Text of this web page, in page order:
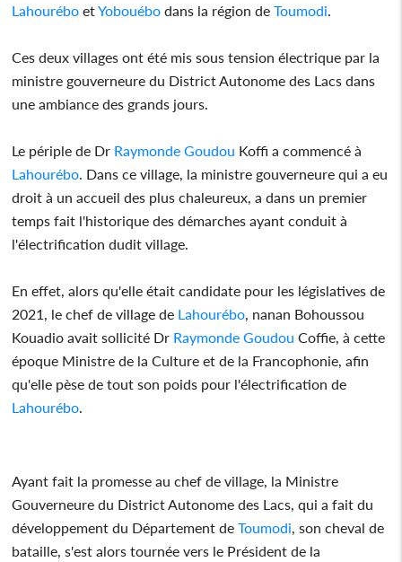
Lahourébo etYobouébo dans la région de Toumodi
Ces deux villages ont été mis sous tension électrique par la
ministre gouverneure du District Autonome des Lacs dans
une ambiance des grands jours.
Le périple de Dr Raymonde Goudou Koffi a commencé à
Lahourébo . Dans ce village, la ministre gouverneure qui a eu
droit à un accueil des plus chaleureux, a dans un premier
temps fait l'historique des démarches ayant conduit à
l'électrification dudit village.
En effet, alors qu'elle était candidate pour les législatives de
2021, le chef de village de Lahourébo , nanan Bohoussou
Kouadio avait sollicité Dr Raymonde Goudou Coffie, à cette
époque Ministre de la Culture et de la Francophonie, afin
qu'elle pèse de tout son poids pour l'électrification de
Lahourébo
Ayant fait la promesse au chef de village, la Ministre
Gouverneure du District Autonome des Lacs, qui a fait du
développement du Département de Toumodi , son cheval de
bataille, s'est alors tournée vers le Président de la